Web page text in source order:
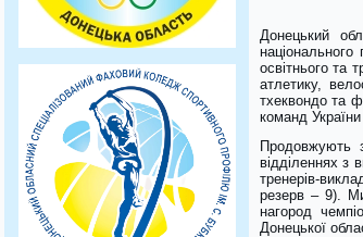
Донецький
освітнього та
атлетику,
тхеквондо та
команд
Продовжують
відділеннях з
тренерів-
резерв – 9).
нагород
Донецької